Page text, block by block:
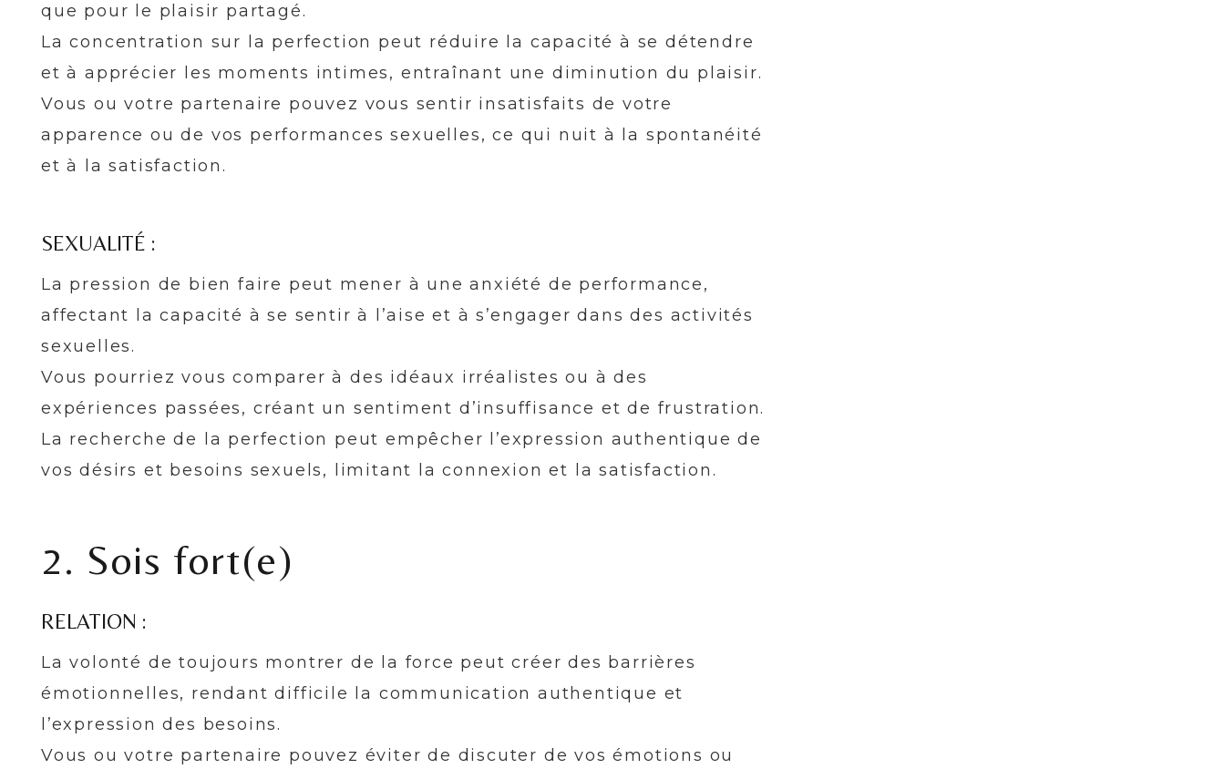
que pour le plaisir partagé.
La concentration sur la perfection peut réduire la capacité à se détendre
et à apprécier les moments intimes, entraînant une diminution du plaisir.
Vous ou votre partenaire pouvez vous sentir insatisfaits de votre
apparence ou de vos performances sexuelles, ce qui nuit à la spontanéité
et à la satisfaction.
SEXUALITÉ :
La pression de bien faire peut mener à une anxiété de performance,
affectant la capacité à se sentir à l’aise et à s’engager dans des activités
sexuelles.
Vous pourriez vous comparer à des idéaux irréalistes ou à des
expériences passées, créant un sentiment d’insuffisance et de frustration.
La recherche de la perfection peut empêcher l’expression authentique de
vos désirs et besoins sexuels, limitant la connexion et la satisfaction.
2. Sois fort(e)
RELATION :
La volonté de toujours montrer de la force peut créer des barrières
émotionnelles, rendant difficile la communication authentique et
l’expression des besoins.
Vous ou votre partenaire pouvez éviter de discuter de vos émotions ou